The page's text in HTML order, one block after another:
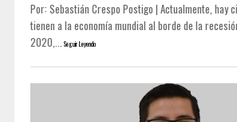
Por: Sebastián Crespo Postigo | Actualmente, hay
tienen a la economía mundial al borde de la
2020,... Seguir Leyendo